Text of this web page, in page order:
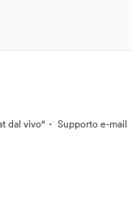
dal vivo“ · Supporto e-mail